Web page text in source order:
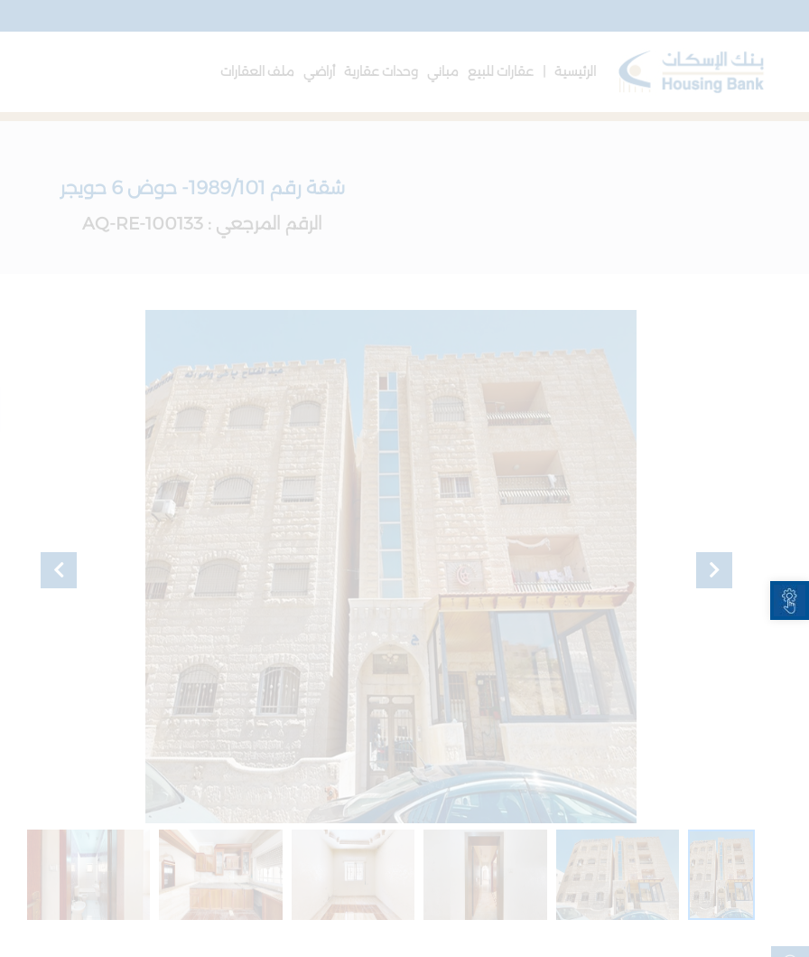
Open toolbar
الرئيسية | عقارات للبيع مباني وحدات عقارية أراضي ملف العقارات
شقة رقم 1989/101- حوض 6 حويجر
الرقم المرجعي : AQ-RE-100133